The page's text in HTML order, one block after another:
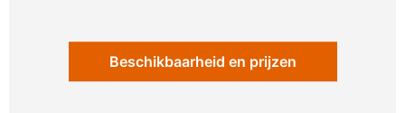
Beschikbaarheid en prijzen